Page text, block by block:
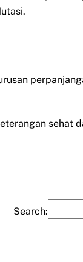
sehat
Search: